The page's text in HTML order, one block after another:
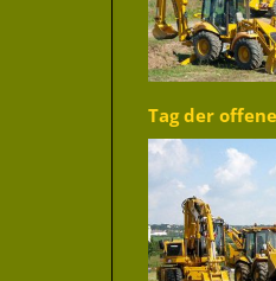
Tag der